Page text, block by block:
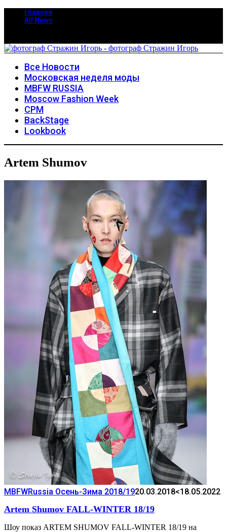
главная
All News
Все Новости
Московская неделя моды
MBFW RUSSIA
Moscow Fashion Week
CPM
BackStage
Lookbook
Artem Shumov
MBFWRussia Осень-Зима 2018/1920.03.2018<18.05.2022
Artem Shumov FALL-WINTER 18/19
Шоу показ ARTEM SHUMOV FALL-WINTER 18/19 на